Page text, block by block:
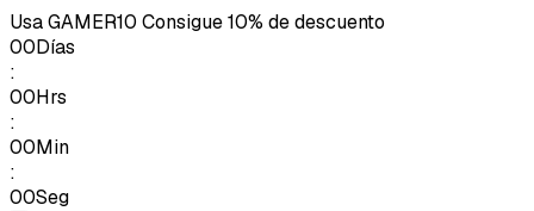
UsaGAMER10 Consigue 10% de descuento
00Días
:
00Hrs
:
00Min
:
00Seg